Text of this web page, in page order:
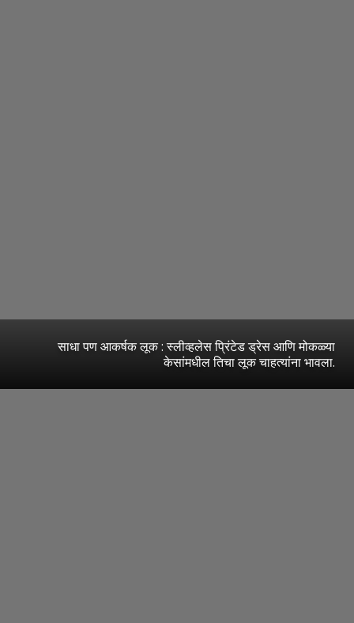
साधा पण आकर्षक लूक : स्लीव्हलेस प्रिंटेड ड्रेस आणि मोकळ्या
केसांमधील तिचा लूक चाहत्यांना भावला.